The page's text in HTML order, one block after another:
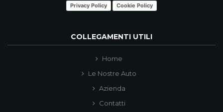
Privacy Policy Cookie Policy
COLLEGAMENTI UTILI
Home
Le Nostre Auto
Azienda
Contatti